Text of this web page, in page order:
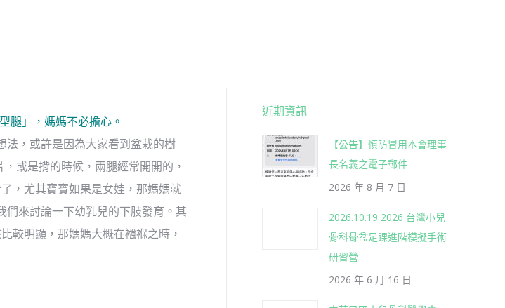
腿」，媽媽不必擔心。
法，或許是因為大家看到盆栽的樹
或是揹的時候，兩腿經常開開的，
，尤其寶寶如果是女娃，那媽媽就
們來討論一下幼乳兒的下肢發育。其
較明顯，那媽媽大概在襁褓之時，
近期資訊
【公告】慎防冒用本會理事
長名義之電子郵件
2026 年 8 月 7 日
2026.10.19 2026 台灣小兒
骨科骨盆足踝進階模擬手術
研習營
2026 年 6 月 16 日